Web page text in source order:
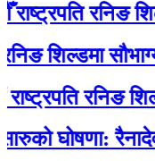
रनिङ शिल्ड
सौभाग्य मावि
रनिङ शिल्ड
घोषणा: रैनादेवी